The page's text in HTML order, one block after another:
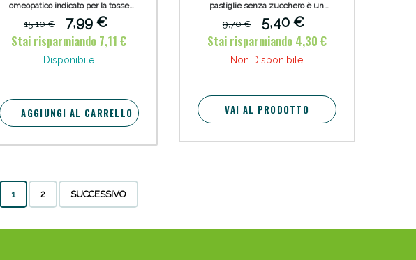
omeopatico indicato per la tosse
secca e produttiva. Indicato anche
per i bambini di età superiore ai 2
anni.
15,10 €
7,99 €
Stai risparmiando 7,11 €
Disponibile
AGGIUNGI AL CARRELLO
pastiglie senza zucchero è un
medicinale di automedicazione
(classe C), a base di alcool
diclorobenzilico + sodio benzoato,
appartenente al gruppo terapeutico
degli Antisettici.
9,70 €
5,40 €
Stai risparmiando 4,30 €
Non Disponibile
VAI AL PRODOTTO
1 2 SUCCESSIVO
55% valido oggi!